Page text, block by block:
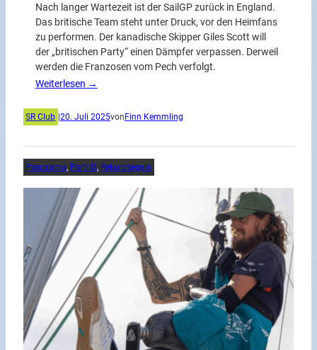
Nach langer Wartezeit ist der SailGP zurück in England.
Das britische Team steht unter Druck, vor den Heimfans
zu performen. Der kanadische Skipper Giles Scott will
der „britischen Party“ einen Dämpfer verpassen. Derweil
werden die Franzosen vom Pech verfolgt.
Weiterlesen →
SR Club 20. Juli 2025von Finn Kemmling
Panorama, Porträt, Rekordsegeln